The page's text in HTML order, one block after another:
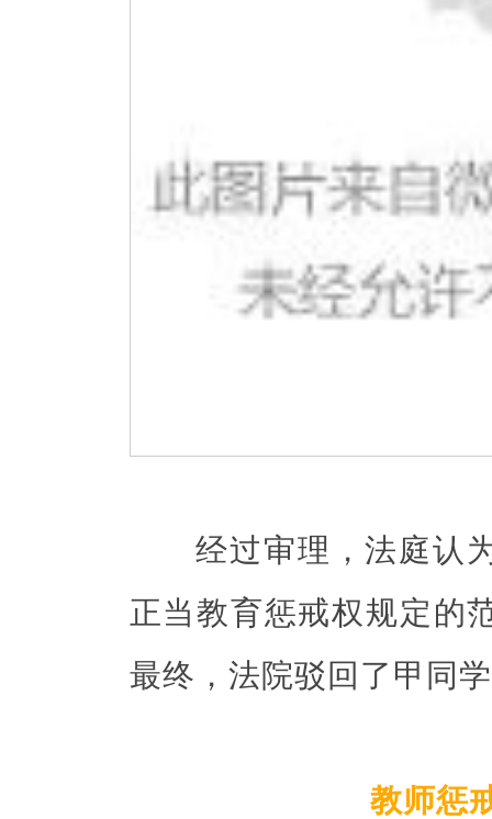
经过审理，法庭认为
正当教育惩戒权规定的
最终，法院驳回了甲同
教师惩